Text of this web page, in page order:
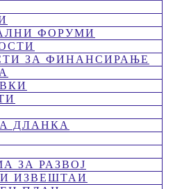
ФОРУМИ
ЗА ФИНАНСИРАЊЕ
ДЛАНКА
ЗА РАЗВОЈ
ИЗВЕШТАИ